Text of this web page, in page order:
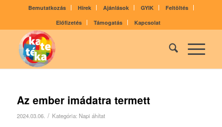
Bemutatkozás Hírek Ajánlások GYIK
Feltöltés
Előfizetés
Támogatás Kapcsolat
Az ember imádatra termett
2024.03.06. / Kategória: Napi áhítat